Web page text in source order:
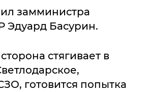
замминистра
Эдуард Басурин.
стягивает в
готовится попытка